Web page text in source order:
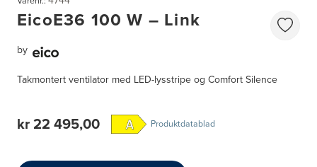
EicoE36 100 W – Link
by
Takmontert ventilator med LED-lysstripe og Comfort Silence
kr 22 495,00 Produktdatablad